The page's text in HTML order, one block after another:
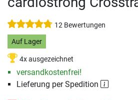
12 Bewertungen
Auf Lager
4x ausgezeichnet
versandkostenfrei!
Lieferung per Spedition